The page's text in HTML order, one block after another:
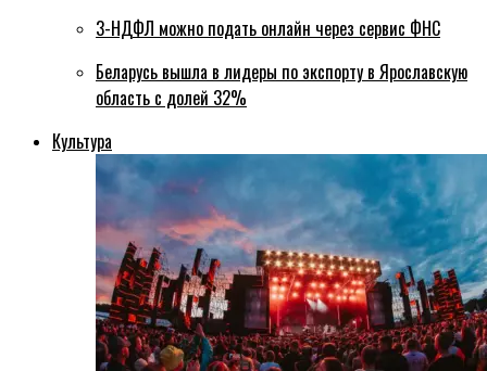
3-НДФЛ можно подать онлайн через сервис ФНС
Беларусь вышла в лидеры по экспорту в Ярославскую
область с долей 32%
Культура